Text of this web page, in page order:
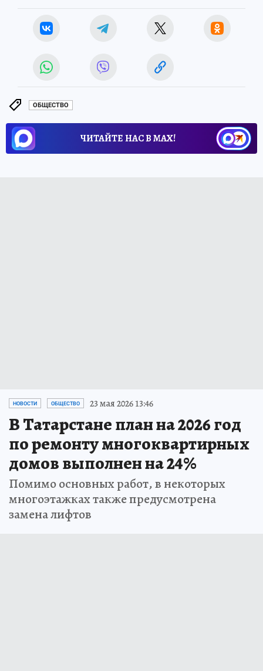
ОБЩЕСТВО
ЧИТАЙТЕ НАС В МАХ!
НОВОСТИ ОБЩЕСТВО 23 мая 2026 13:46
В Татарстане план на 2026 год
по ремонту многоквартирных
домов выполнен на 24%
Помимо основных работ, в некоторых
многоэтажках также предусмотрена
замена лифтов